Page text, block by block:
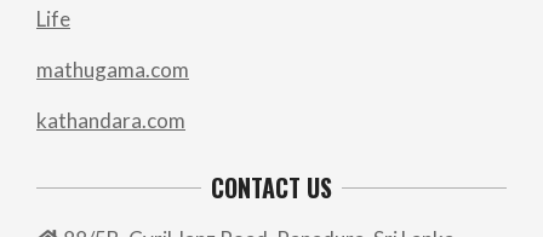
Life
mathugama.com
kathandara.com
CONTACT US